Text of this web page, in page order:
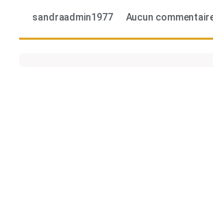
sandraadmin1977 Aucun